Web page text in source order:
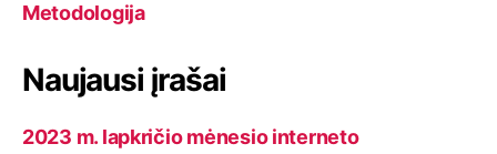
Metodologija
Naujausi įrašai
2023 m. lapkričio mėnesio interneto